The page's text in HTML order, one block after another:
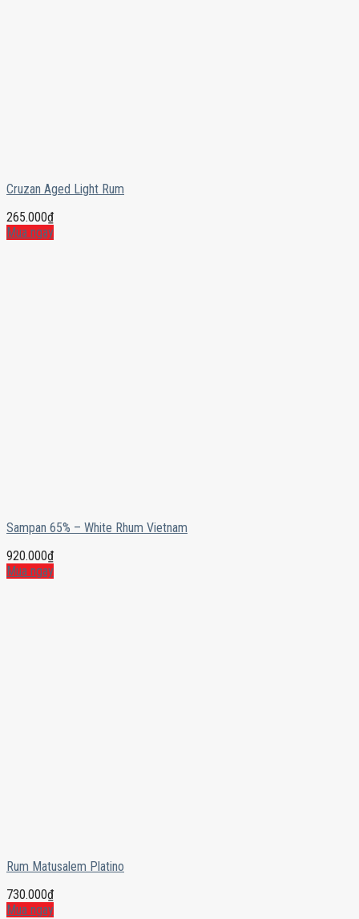
Cruzan Aged Light Rum
265.000₫
Mua ngay
Sampan 65% – White Rhum Vietnam
920.000₫
Mua ngay
Rum Matusalem Platino
730.000₫
Mua ngay